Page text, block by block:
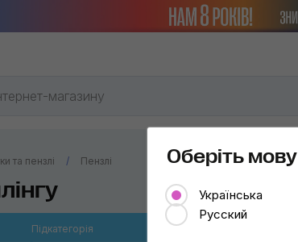
та пензлі Пензлі
Підкатегорія
Оберіть
Українська
Русский